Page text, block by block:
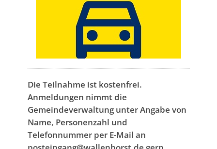
Die Teilnahme ist kostenfrei.
Anmeldungen nimmt die
Gemeindeverwaltung unter Angabe von
Name, Personenzahl und
Telefonnummer per E-Mail an